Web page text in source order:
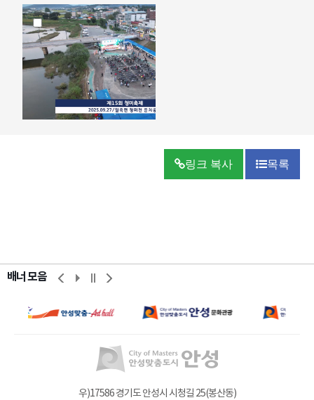
링크 복사 목록
배너 모음
우)17586 경기도 안성시 시청길 25(봉산동)